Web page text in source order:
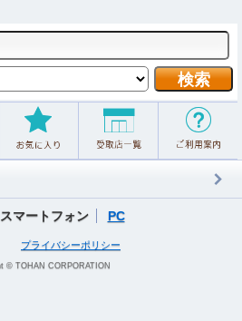
スマートフォン PC
プライバシーポリシー
© TOHAN CORPORATION